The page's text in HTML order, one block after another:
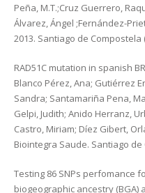
Peña, M.T.;Cruz Guerrero,
Álvarez, Ángel ;Fernández-
2013. Santiago de Compostela
RAD51C mutation in spanish
Blanco Pérez, Ana; Gutiérrez
Sandra; Santamariña Pena,
Gelpi, Judith; Anido Herranz,
Castro, Miriam; Díez Gibert,
Biointegra Saude. Santiago de
Testing 86 SNPs perfomance
biogeographic ancestry (BGA)